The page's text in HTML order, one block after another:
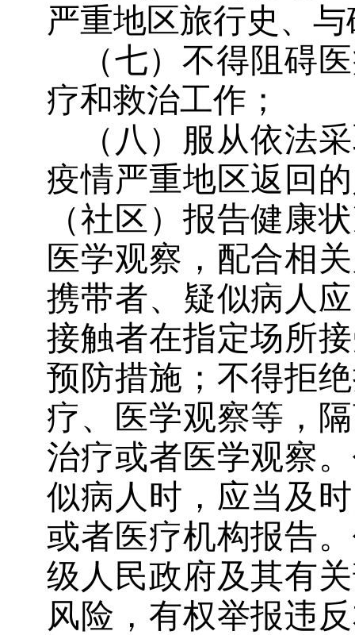
严重地区旅行史、
（七）不得阻碍
疗和救治工作；
（八）服从依法
疫情严重地区返回
（社区）报告健康
医学观察，配合相
携带者、疑似病人
接触者在指定场所
预防措施；不得拒
疗、医学观察等，
治疗或者医学观察
似病人时，应当及
或者医疗机构报告
级人民政府及其有
风险，有权举报违